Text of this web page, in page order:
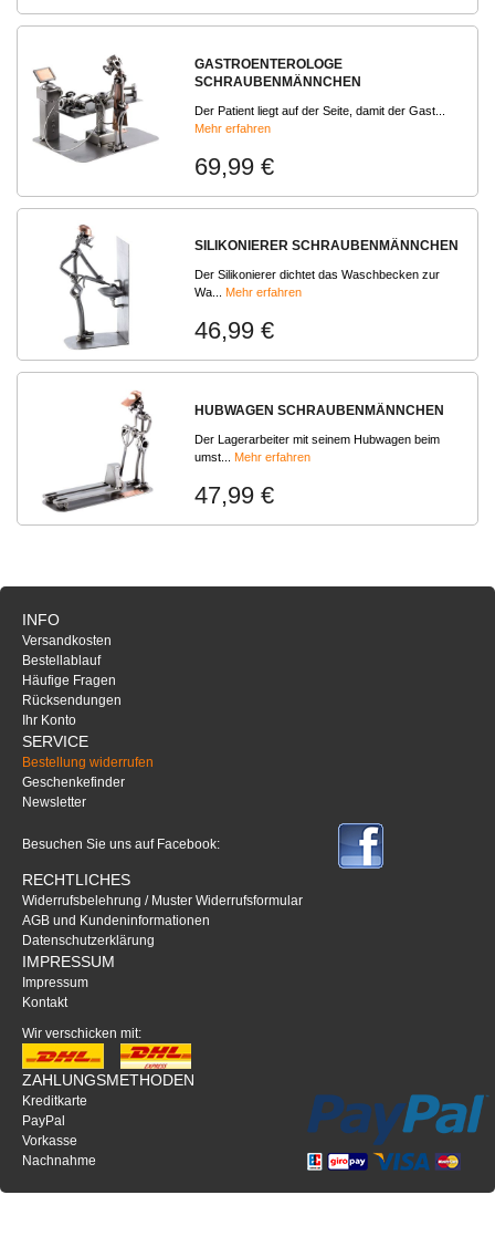
GASTROENTEROLOGE
SCHRAUBENMÄNNCHEN
Der Patient liegt auf der Seite, damit der Gast...
Mehr erfahren
69,99 €
SILIKONIERER SCHRAUBENMÄNNCHEN
Der Silikonierer dichtet das Waschbecken zur
Wa... Mehr erfahren
46,99 €
HUBWAGEN SCHRAUBENMÄNNCHEN
Der Lagerarbeiter mit seinem Hubwagen beim
umst... Mehr erfahren
47,99 €
INFO
Versandkosten
Bestellablauf
Häufige Fragen
Rücksendungen
Ihr Konto
SERVICE
Bestellung widerrufen
Geschenkefinder
Newsletter
Besuchen Sie uns auf Facebook:
RECHTLICHES
Widerrufsbelehrung / Muster Widerrufsformular
AGB und Kundeninformationen
Datenschutzerklärung
IMPRESSUM
Impressum
Kontakt
Wir verschicken mit:
ZAHLUNGSMETHODEN
Kreditkarte
PayPal
Vorkasse
Nachnahme